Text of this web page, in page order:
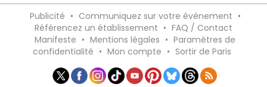
Publicité • Communiquez sur votre événement •
Référencez un établissement • FAQ / Contact
Manifeste • Mentions légales • Paramètres de
confidentialité • Mon compte • Sortir de Paris